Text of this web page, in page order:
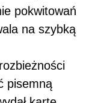
pokwitowań
na szybką
pisemną